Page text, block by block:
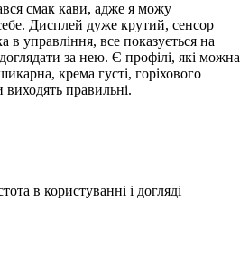
смак кави, адже я можу
Дисплей дуже крутий, сенсор
в управління, все показується на
за нею. Є профілі, які можна
крема густі, горіхового
виходять правильні.
в користуванні і догляді